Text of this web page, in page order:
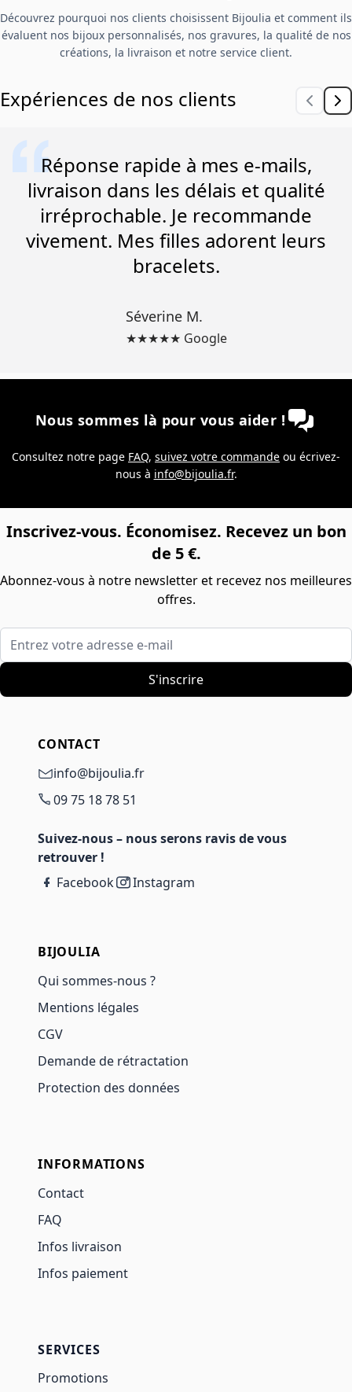
Découvrez pourquoi nos clients choisissent Bijoulia et comment ils
évaluent nos bijoux personnalisés, nos gravures, la qualité de nos
créations, la livraison et notre service client.
Expériences de nos clients
Réponse rapide à mes e-mails,
livraison dans les délais et qualité
irréprochable. Je recommande
vivement. Mes filles adorent leurs
bracelets.
Séverine M.
★★★★★ Google
Nous sommes là pour vous aider !
Consultez notre page FAQ, suivez votre commande ou écrivez-
nous à info@bijoulia.fr.
Inscrivez-vous. Économisez. Recevez un bon
de 5 €.
Abonnez-vous à notre newsletter et recevez nos meilleures
offres.
Entrez votre adresse e-mail
S'inscrire
CONTACT
info@bijoulia.fr
09 75 18 78 51
Suivez-nous – nous serons ravis de vous
retrouver !
Facebook
Instagram
BIJOULIA
Qui sommes-nous ?
Mentions légales
CGV
Demande de rétractation
Protection des données
INFORMATIONS
Contact
FAQ
Infos livraison
Infos paiement
SERVICES
Promotions